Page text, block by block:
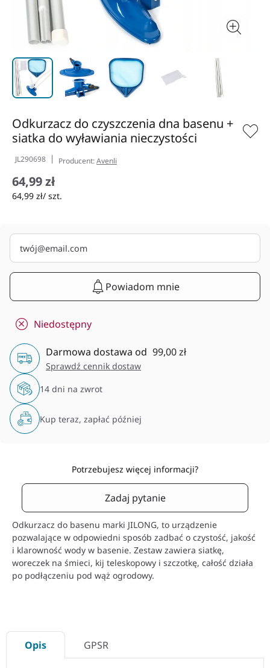
Odkurzacz do czyszczenia dna basenu +
siatka do wyławiania nieczystości
JL290698 Producent:Avenli
64,99 zł
64,99 zł/ szt.
Powiadom mnie
Niedostępny
Darmowa dostawa od 99,00 zł
Sprawdź cennik dostaw
14 dni na zwrot
Kup teraz, zapłać później
Potrzebujesz więcej informacji?
Zadaj pytanie
Odkurzacz do basenu marki JILONG, to urządzenie
pozwalające w odpowiedni sposób zadbać o czystość, jakość
i klarowność wody w basenie. Zestaw zawiera siatkę,
woreczek na śmieci, kij teleskopowy i szczotkę, całość działa
po podłączeniu pod wąż ogrodowy.
Opis GPSR